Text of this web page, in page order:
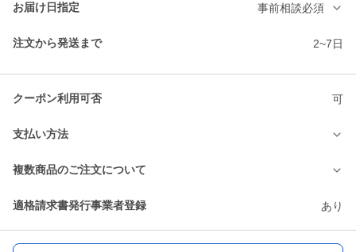
お届け日指定 事前相談必須
注文から発送まで 2~7日
クーポン利用可否 可
支払い方法
複数商品のご注文について
適格請求書発行事業者登録 あり